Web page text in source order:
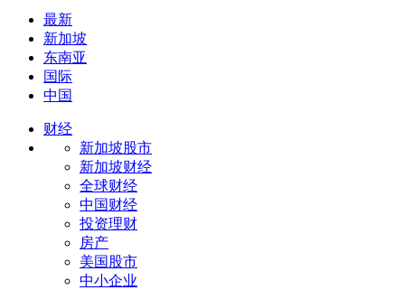
最新
新加坡
东南亚
国际
中国
财经
新加坡股市
新加坡财经
全球财经
中国财经
投资理财
房产
美国股市
中小企业